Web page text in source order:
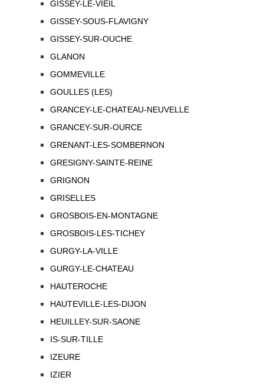
GISSEY-LE-VIEIL
GISSEY-SOUS-FLAVIGNY
GISSEY-SUR-OUCHE
GLANON
GOMMEVILLE
GOULLES (LES)
GRANCEY-LE-CHATEAU-NEUVELLE
GRANCEY-SUR-OURCE
GRENANT-LES-SOMBERNON
GRESIGNY-SAINTE-REINE
GRIGNON
GRISELLES
GROSBOIS-EN-MONTAGNE
GROSBOIS-LES-TICHEY
GURGY-LA-VILLE
GURGY-LE-CHATEAU
HAUTEROCHE
HAUTEVILLE-LES-DIJON
HEUILLEY-SUR-SAONE
IS-SUR-TILLE
IZEURE
IZIER